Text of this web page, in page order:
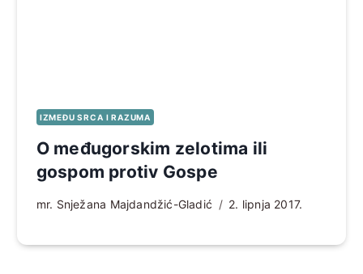
IZMEĐU SRCA I RAZUMA
O međugorskim zelotima ili
gospom protiv Gospe
mr. Snježana Majdandžić-Gladić 2. lipnja 2017.